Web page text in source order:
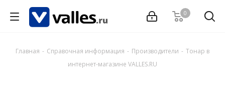
0
Главная - Справочная информация - Производители - Тонар в
интернет-магазине VALLES.RU